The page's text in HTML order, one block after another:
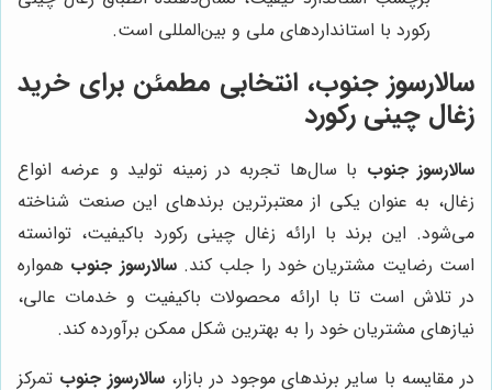
رکورد با استانداردهای ملی و بین‌المللی است.
سالارسوز جنوب، انتخابی مطمئن برای خرید
زغال چینی رکورد
سالارسوز جنوب با سال‌ها تجربه در زمینه تولید و عرضه انواع
زغال، به عنوان یکی از معتبرترین برندهای این صنعت شناخته
می‌شود. این برند با ارائه زغال چینی رکورد باکیفیت، توانسته
است رضایت مشتریان خود را جلب کند.سالارسوز جنوب همواره
در تلاش است تا با ارائه محصولات باکیفیت و خدمات عالی،
نیازهای مشتریان خود را به بهترین شکل ممکن برآورده کند.
در مقایسه با سایر برندهای موجود در بازار،سالارسوز جنوب تمرکز